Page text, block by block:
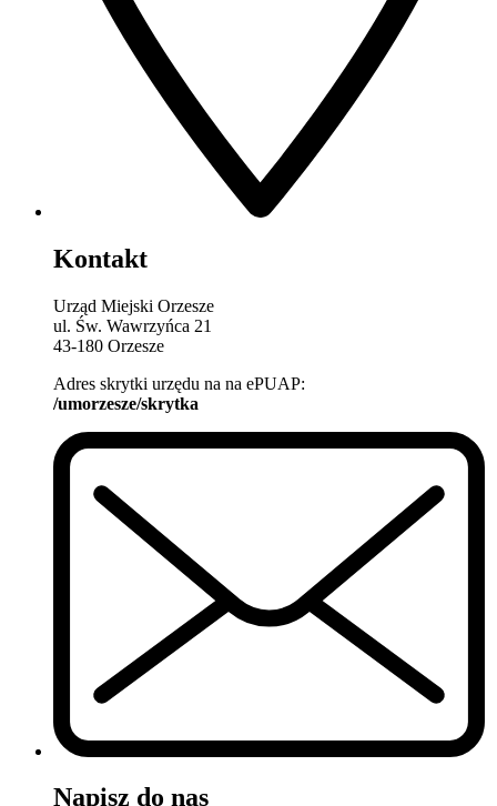
Kontakt
Urząd Miejski Orzesze
ul. Św. Wawrzyńca 21
43-180 Orzesze
Adres skrytki urzędu na na ePUAP:
/umorzesze/skrytka
Napisz do nas